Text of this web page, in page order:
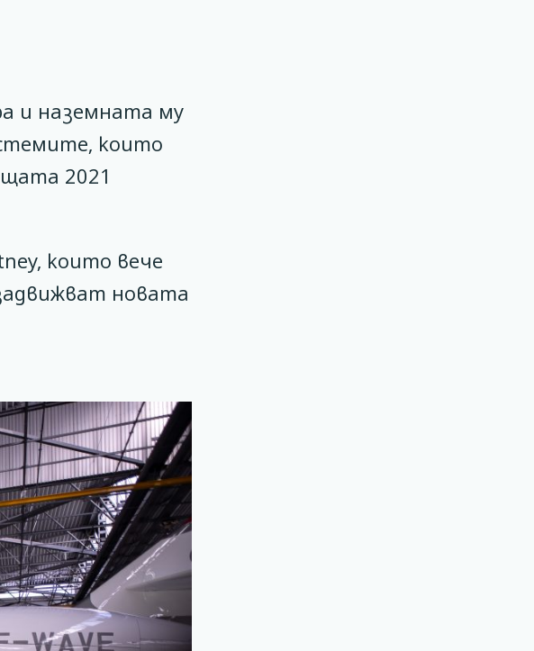
и наземната му
които
2021
които вече
новата